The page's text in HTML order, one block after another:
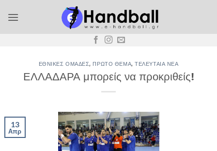
στο
ΕΘΝΙΚΈΣ ΟΜΆΔΕΣ, ΠΡΏΤΟ ΘΈΜΑ,ΤΕΛΕΥΤΑΊΑ ΝΈΑ
ΕΛΛΑΔΑΡΑ μπορείς να προκριθείς!
13
Απρ